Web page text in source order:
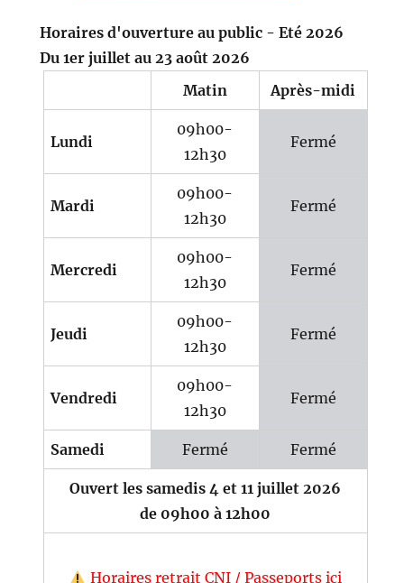
Horaires d'ouverture au public - Eté 2026
Du 1er juillet au 23 août 2026
Matin
Après-midi
Lundi
09h00-
12h30
Fermé
Mardi
09h00-
12h30
Fermé
Mercredi
09h00-
12h30
Fermé
Jeudi
09h00-
12h30
Fermé
Vendredi
09h00-
12h30
Fermé
Samedi Fermé Fermé
Ouvert les samedis 4 et 11 juillet 2026
de 09h00 à 12h00
Horaires retrait CNI / Passeports ici